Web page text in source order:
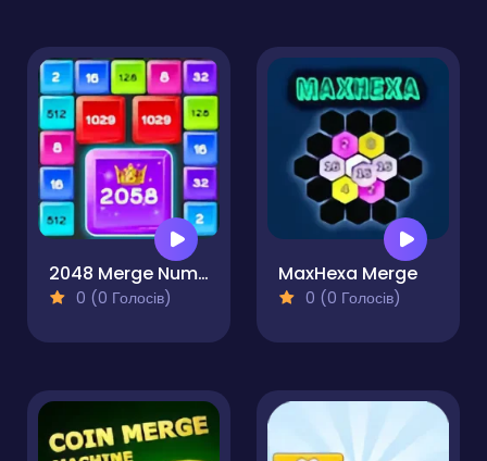
2048 Merge Number Blocks
0 (0 Голосів)
MaxHexa Merge
0 (0 Голосів)